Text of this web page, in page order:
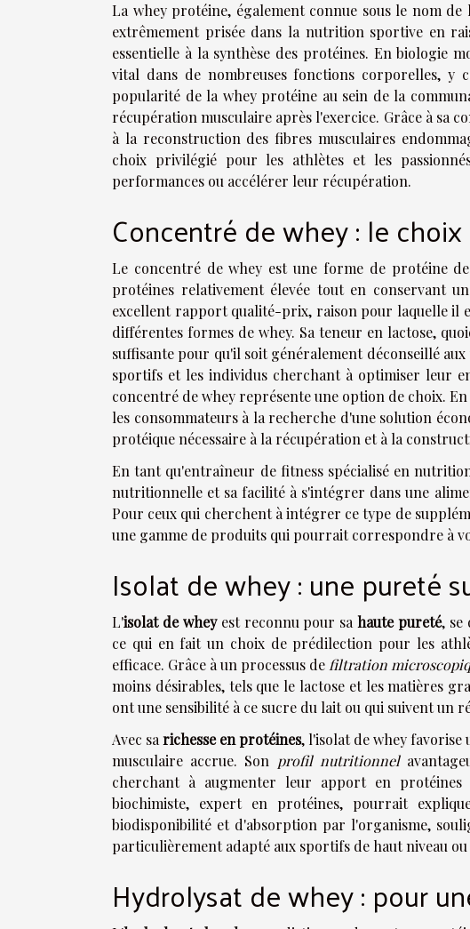
La whey protéine, également connue sous le nom
extrêmement prisée dans la nutrition sportive en
essentielle à la synthèse des protéines. En biologie
vital dans de nombreuses fonctions corporelles, y
popularité de la whey protéine au sein de la
récupération musculaire après l'exercice. Grâce à sa
à la reconstruction des fibres musculaires
choix privilégié pour les athlètes et les
performances ou accélérer leur récupération.
Concentré de whey : le
Le concentré de whey est une forme de protéine
protéines relativement élevée tout en conservant
excellent rapport qualité-prix, raison pour laquelle il
différentes formes de whey. Sa teneur en lactose,
suffisante pour qu'il soit généralement déconseillé
sportifs et les individus cherchant à optimiser leur
concentré de whey représente une option de choix.
les consommateurs à la recherche d'une solution
protéique nécessaire à la récupération et à la
En tant qu'entraîneur de fitness spécialisé en
nutritionnelle et sa facilité à s'intégrer dans une
Pour ceux qui cherchent à intégrer ce type de
une gamme de produits qui pourrait correspondre à
Isolat de whey : une pureté
L'isolat de wheyest reconnu pour sahaute pureté, se
ce qui en fait un choix de prédilection pour les
efficace. Grâce à un processus de filtration
moins désirables, tels que le lactose et les matières
ont une sensibilité à ce sucre du lait ou qui suivent un
Avec sa richesse en protéines, l'isolat de whey favorise
musculaire accrue. Son profil nutritionnel
cherchant à augmenter leur apport en protéines
biochimiste, expert en protéines, pourrait
biodisponibilité et d'absorption par l'organisme,
particulièrement adapté aux sportifs de haut niveau
Hydrolysat de whey : pour